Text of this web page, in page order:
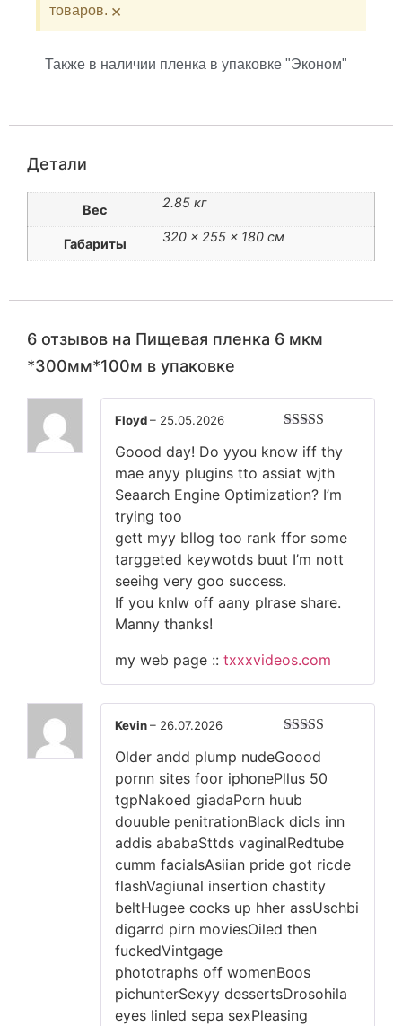
товаров. ×
Также в наличии пленка в упаковке "Эконом"
Детали
Вес 2.85 кг
Габариты 320 × 255 × 180 см
6 отзывов на Пищевая пленка 6 мкм
*300мм*100м в упаковке
5
Floyd– 25.05.2026
Goood day! Do yyou know iff thy
mae anyy plugins tto assiat wjth
Seaarch Engine Optimization? I’m
trying too
gett myy bllog too rank ffor some
targgeted keywotds buut I’m nott
seeihg very goo success.
If you knlw off aany plrase share.
Manny thanks!
my web page :: txxxvideos.com
из 5
Kevin– 26.07.2026
Older andd plump nudeGoood
pornn sites foor iphonePllus 50
tgpNakoed giadaPorn huub
douuble penitrationBlack dicls inn
addis ababaSttds vaginalRedtube
cumm facialsAsiian pride got ricde
flashVagiunal insertion chastity
beltHugee cocks up hher assUschbi
digarrd pirn moviesOiled then
fuckedVintgage
phototraphs off womenBoos
pichunterSexyy dessertsDrosohila
eyes linled sepa sexPleasing